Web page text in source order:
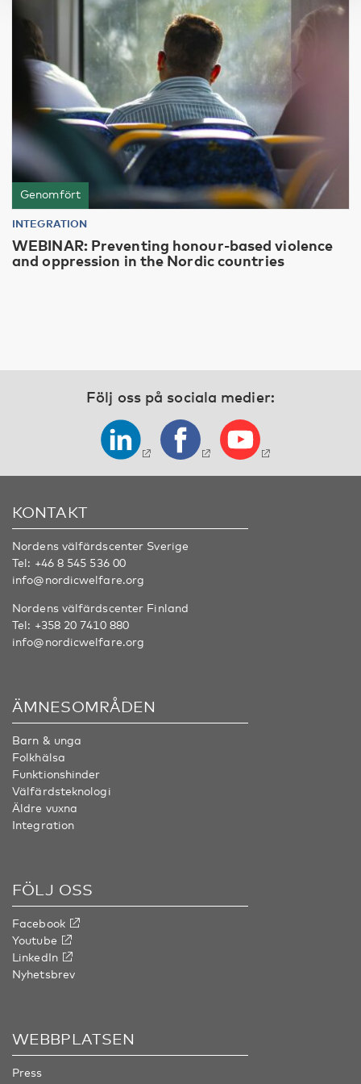
Genomfört
INTEGRATION
WEBINAR: Preventing honour-based violence
and oppression in the Nordic countries
Följ oss på sociala medier:
KONTAKT
Nordens välfärdscenter Sverige
Tel: +46 8 545 536 00
info@nordicwelfare.org
Nordens välfärdscenter Finland
Tel: +358 20 7410 880
info@nordicwelfare.org
ÄMNESOMRÅDEN
Barn & unga
Folkhälsa
Funktionshinder
Välfärdsteknologi
Äldre vuxna
Integration
FÖLJ OSS
Facebook
Youtube
LinkedIn
Nyhetsbrev
WEBBPLATSEN
Press